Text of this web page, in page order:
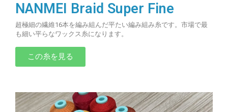
NANMEI Braid Super Fine
超極細の繊維16本を編み組んだ平たい編み組み糸です。市場で最
も細い平らなワックス糸になります。
この糸を見る